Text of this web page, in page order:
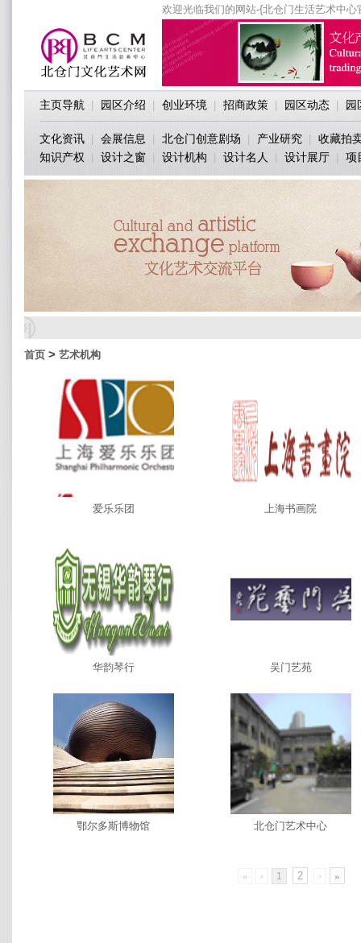
欢迎光临我们的网站-{北仓门生活艺术中心
主页导航 园区介绍 创业环境 招商政策 园区动态 园
文化资讯 会展信息 北仓门创意剧场 产业研究
收藏拍
知识产权
设计之窗 设计机构 设计名人 设计展厅 项
首页 > 艺术机构
爱乐乐团 上海书画院
华韵琴行 吴门艺苑
鄂尔多斯博物馆 北仓门艺术中心
« ‹ 1 2 › »